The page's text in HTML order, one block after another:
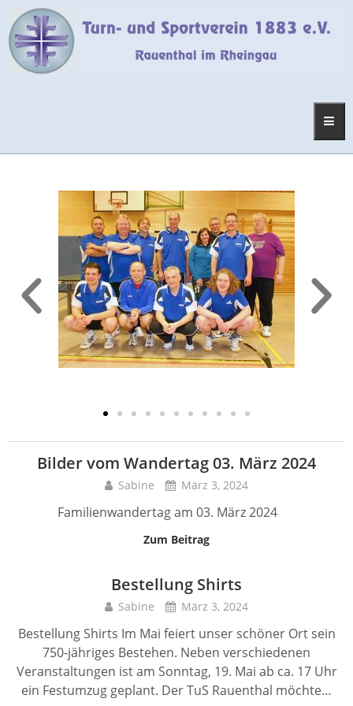
Bilder vom Wandertag 03. März 2024
Sabine März 3, 2024
Familienwandertag am 03. März 2024
Zum Beitrag
Bestellung Shirts
Sabine März 3, 2024
Bestellung Shirts Im Mai feiert unser schöner Ort sein
750-jähriges Bestehen. Neben verschiedenen
Veranstaltungen ist am Sonntag, 19. Mai ab ca. 17 Uhr
ein Festumzug geplant. Der TuS Rauenthal möchte…